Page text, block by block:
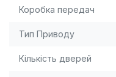
Коробка передач
Тип Приводу
Кількість дверей